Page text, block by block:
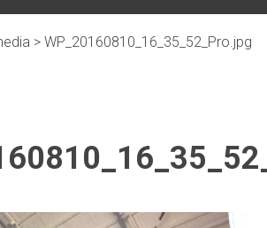
Skip
> WP_20160810_16_35_52_Pro.jpg